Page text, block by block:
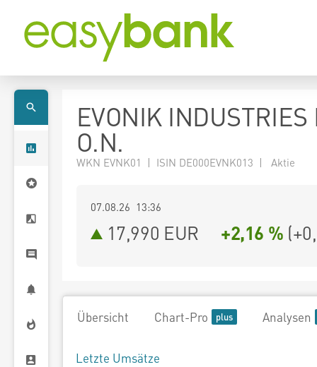
EVONIK INDUSTRIES
O.N.
WKN EVNK01 | ISIN DE000EVNK013 | Aktie
07.08.26 13:36
17,990 EUR +2,16 % (
Übersicht Chart-Pro Analysen
Letzte Umsätze